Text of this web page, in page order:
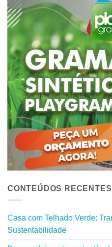
CONTEÚDOS RECENTES
Casa com Telhado Verde:
Sustentabilidade